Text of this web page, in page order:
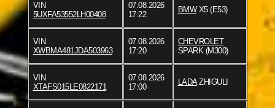
VIN
5UXFA53552LH00408
07.08.2026
17:22
BMWX5 (E53)
VIN
XWBMA481JDA503963
07.08.2026
17:20
CHEVROLET
SPARK (M300)
VIN
XTAFS015LE0822171
07.08.2026
17:00
LADAZHIGULI